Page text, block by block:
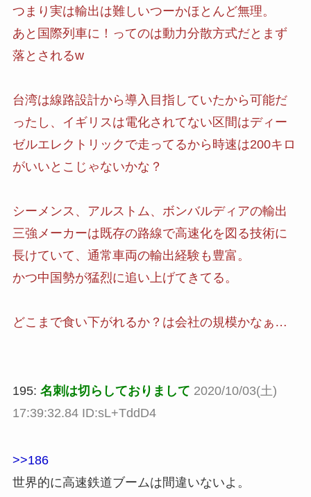
つまり実は輸出は難しいつーかほとんど無理。
あと国際列車に！ってのは動力分散方式だとまず
落とされるw
台湾は線路設計から導入目指していたから可能だ
ったし、イギリスは電化されてない区間はディー
ゼルエレクトリックで走ってるから時速は200キロ
がいいとこじゃないかな？
シーメンス、アルストム、ボンバルディアの輸出
三強メーカーは既存の路線で高速化を図る技術に
長けていて、通常車両の輸出経験も豊富。
かつ中国勢が猛烈に追い上げてきてる。
どこまで食い下がれるか？は会社の規模かなぁ…
195: 名刺は切らしておりまして 2020/10/03(土)
17:39:32.84 ID:sL+TddD4
>>186
世界的に高速鉄道ブームは間違いないよ。